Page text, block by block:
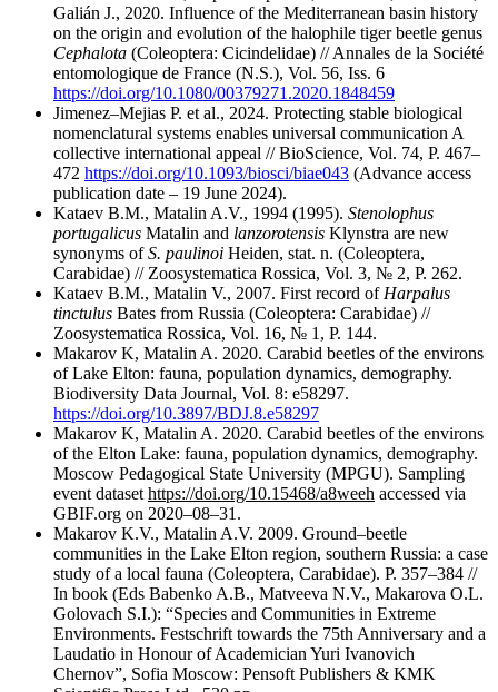
Galián J., 2020. Influence of the Mediterranean basin history
on the origin and evolution of the halophile tiger beetle genus
Cephalota (Coleoptera: Cicindelidae) // Annales de la Société
entomologique de France (N.S.), Vol. 56, Iss. 6
https://doi.org/10.1080/00379271.2020.1848459
Jimenez–Mejias P. et al., 2024. Protecting stable biological
nomenclatural systems enables universal communication A
collective international appeal // BioScience, Vol. 74, P. 467–
472 https://doi.org/10.1093/biosci/biae043 (Advance access
publication date – 19 June 2024).
Kataev B.M., Matalin A.V., 1994 (1995). Stenolophus
portugalicus Matalin and lanzorotensis Klynstra are new
synonyms ofS. paulinoi Heiden, stat. n. (Coleoptera,
Carabidae) // Zoosystematica Rossica, Vol. 3, № 2, P. 262.
Kataev B.M., Matalin V., 2007. First record of Harpalus
tinctulus Bates from Russia (Coleoptera: Carabidae) //
Zoosystematica Rossica, Vol. 16, № 1, P. 144.
Makarov K, Matalin A. 2020. Carabid beetles of the environs
of Lake Elton: fauna, population dynamics, demography.
Biodiversity Data Journal, Vol. 8: e58297.
https://doi.org/10.3897/BDJ.8.e58297
Makarov K, Matalin A. 2020. Carabid beetles of the environs
of the Elton Lake: fauna, population dynamics, demography.
Moscow Pedagogical State University (MPGU). Sampling
event dataset https://doi.org/10.15468/a8weeh accessed via
GBIF.org on 2020–08–31.
Makarov K.V., Matalin A.V. 2009. Ground–beetle
communities in the Lake Elton region, southern Russia: a case
study of a local fauna (Coleoptera, Carabidae). P. 357–384 //
In book (Eds Babenko A.B., Matveeva N.V., Makarova O.L.
Golovach S.I.): “Species and Communities in Extreme
Environments. Festschrift towards the 75th Anniversary and a
Laudatio in Honour of Academician Yuri Ivanovich
Chernov”, Sofia Moscow: Pensoft Publishers & KMK